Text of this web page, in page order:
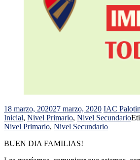
18 marzo, 202027 marzo, 2020 IAC
Inicial, Nivel Primario, Nivel Secundario
Nivel Primario, Nivel Secundario
BUEN DIA FAMILIAS!